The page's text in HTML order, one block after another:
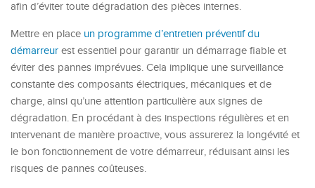
afin d’éviter toute dégradation des pièces internes.
Mettre en place un programme d’entretien préventif du
démarreur est essentiel pour garantir un démarrage fiable et
éviter des pannes imprévues. Cela implique une surveillance
constante des composants électriques, mécaniques et de
charge, ainsi qu’une attention particulière aux signes de
dégradation. En procédant à des inspections régulières et en
intervenant de manière proactive, vous assurerez la longévité et
le bon fonctionnement de votre démarreur, réduisant ainsi les
risques de pannes coûteuses.